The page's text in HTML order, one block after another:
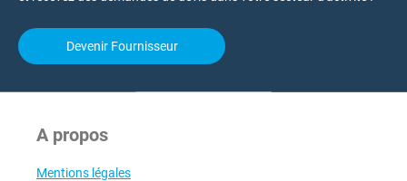
Devenir Fournisseur
A propos
Mentions légales